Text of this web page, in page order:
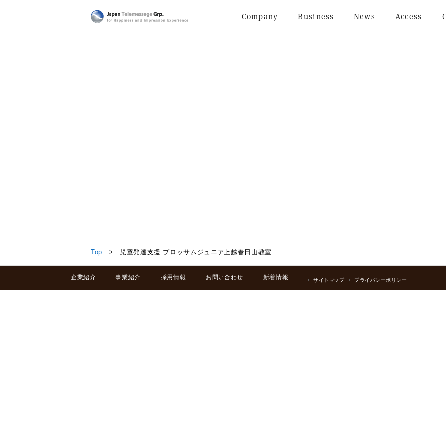
Company Business News Access
Top > 児童発達支援 ブロッサムジュニア上越春日山教室
企業紹介 事業紹介 採用情報 お問い合わせ 新着情報 サイトマップ プライバシーポリシー